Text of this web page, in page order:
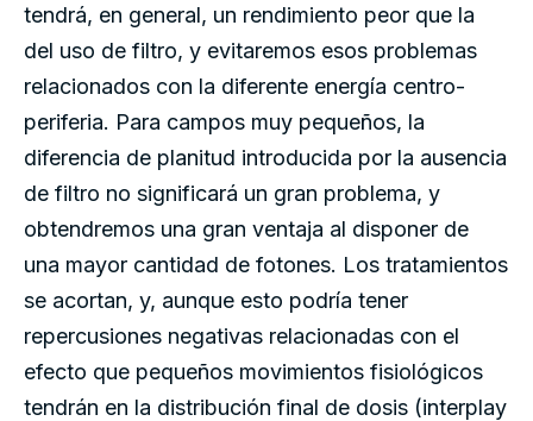
tendrá, en general, un rendimiento peor que la
del uso de filtro, y evitaremos esos problemas
relacionados con la diferente energía centro-
periferia. Para campos muy pequeños, la
diferencia de planitud introducida por la ausencia
de filtro no significará un gran problema, y
obtendremos una gran ventaja al disponer de
una mayor cantidad de fotones. Los tratamientos
se acortan, y, aunque esto podría tener
repercusiones negativas relacionadas con el
efecto que pequeños movimientos fisiológicos
tendrán en la distribución final de dosis (interplay